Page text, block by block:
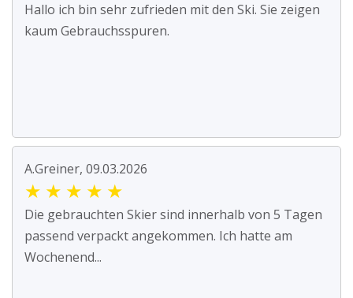
Hallo ich bin sehr zufrieden mit den Ski. Sie zeigen
kaum Gebrauchsspuren.
A.Greiner, 09.03.2026
★ ★ ★ ★ ★
Die gebrauchten Skier sind innerhalb von 5 Tagen
passend verpackt angekommen. Ich hatte am
Wochenend...